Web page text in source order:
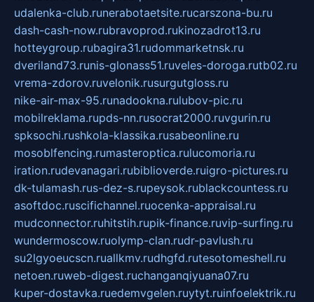
udalenka-club.runerabotaetsite.rucarszona-bu.ru
dash-cash-now.rubravoprod.rukinozadrot13.ru
hotteygroup.rubagira31.rudommarketnsk.ru
dveriland73.runis-glonass51.ruveles-doroga.rutb02.ru
vrema-zdorov.ruvelonik.rusurgutgloss.ru
nike-air-max-95.runadookna.rulubov-pic.ru
mobilreklama.rupds-nn.rusocrat2000.ruvgurin.ru
spksochi.rushkola-klassika.rusabeonline.ru
mosoblfencing.rumasteroptica.rulucomoria.ru
iration.rudevanagari.rubiblioverde.ruigro-pictures.ru
dk-tulamash.rus-dez-s.rupeysok.rublackcountess.ru
asoftdoc.ruscifichannel.ruocenka-appraisal.ru
mudconnector.ruhitstih.rupik-finance.ruvip-surfing.ru
wundermoscow.ruolymp-clan.rudr-pavlush.ru
su2lgyoeucscn.ruallkmv.rudhgfd.rutesotomeshell.ru
netoen.ruweb-digest.ruchanganqiyuana07.ru
kuper-dostavka.ruedemvgelen.ruytyt.ruinfoelektrik.ru